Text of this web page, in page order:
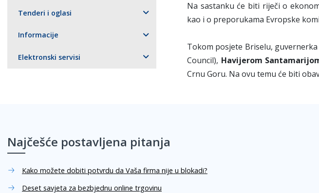
Tenderi i oglasi
Informacije
Elektronski servisi
Na sastanku će biti riječi o
kao i o preporukama Evropske
Tokom posjete Briselu,
Council), Havijerom
Crnu Goru. Na ovu temu će biti
Najčešće postavljena pitanja
Kako možete dobiti potvrdu da Vaša firma nije u blokadi?
Deset savjeta za bezbjednu online trgovinu